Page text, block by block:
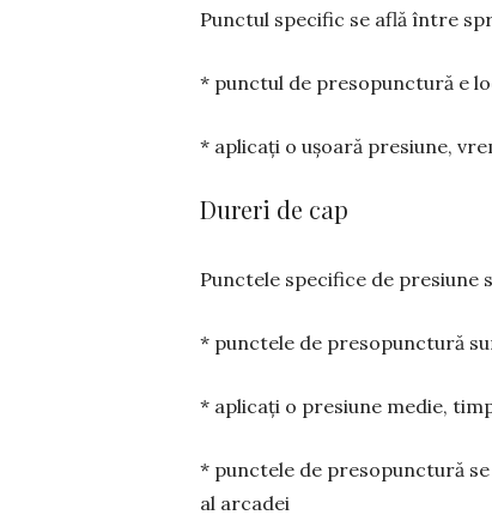
Punctul specific se află între
* punctul de presopunctură e
* aplicați o ușoară presiune,
Dureri de cap
Punctele specifice de presiune
* punctele de presopunctură
* aplicați o presiune medie,
* punctele de presopunctură
al arcadei